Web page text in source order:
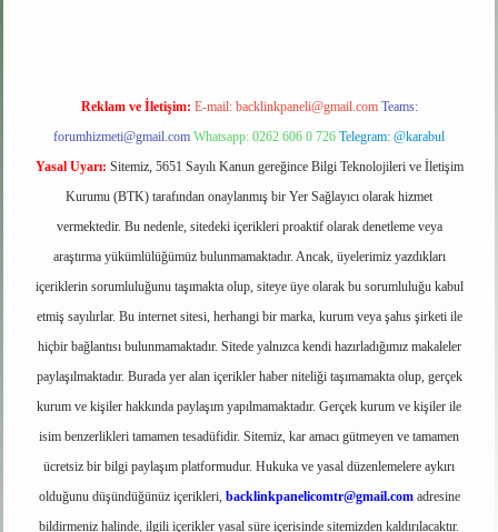
Reklam ve İletişim: E-mail: backlinkpaneli@gmail.com Teams:
forumhizmeti@gmail.com Whatsapp: 0262 606 0 726 Telegram: @karabul
Yasal Uyarı: Sitemiz, 5651 Sayılı Kanun gereğince Bilgi Teknolojileri ve İletişim
Kurumu (BTK) tarafından onaylanmış bir Yer Sağlayıcı olarak hizmet
vermektedir. Bu nedenle, sitedeki içerikleri proaktif olarak denetleme veya
araştırma yükümlülüğümüz bulunmamaktadır. Ancak, üyelerimiz yazdıkları
içeriklerin sorumluluğunu taşımakta olup, siteye üye olarak bu sorumluluğu kabul
etmiş sayılırlar. Bu internet sitesi, herhangi bir marka, kurum veya şahıs şirketi ile
hiçbir bağlantısı bulunmamaktadır. Sitede yalnızca kendi hazırladığımız makaleler
paylaşılmaktadır. Burada yer alan içerikler haber niteliği taşımamakta olup, gerçek
kurum ve kişiler hakkında paylaşım yapılmamaktadır. Gerçek kurum ve kişiler ile
isim benzerlikleri tamamen tesadüfidir. Sitemiz, kar amacı gütmeyen ve tamamen
ücretsiz bir bilgi paylaşım platformudur. Hukuka ve yasal düzenlemelere aykırı
olduğunu düşündüğünüz içerikleri, backlinkpanelicomtr@gmail.comadresine
bildirmeniz halinde, ilgili içerikler yasal süre içerisinde sitemizden kaldırılacaktır.